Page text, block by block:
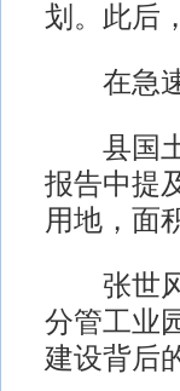
划。此后
在急速
县国土
报告中提
用地，面
张世风
分管工业
建设背后